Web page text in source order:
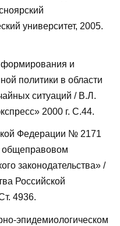
университет, 2005.
и
политики в области
ситуаций / В.Л.
2000 г. С.44.
Федерации № 2171
общеправовом
законодательства» /
Российской
4936.
эпидемиологическом